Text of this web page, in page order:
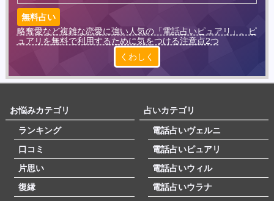
無料占い
略奪愛など複雑な恋愛に強い人気の「電話占いピュアリ」。ピ
ュアリを無料で利用するために気をつける注意点2つ
くわしく
お悩みカテゴリ
ランキング
口コミ
片思い
復縁
占いカテゴリ
電話占いヴェルニ
電話占いピュアリ
電話占いウィル
電話占いウラナ